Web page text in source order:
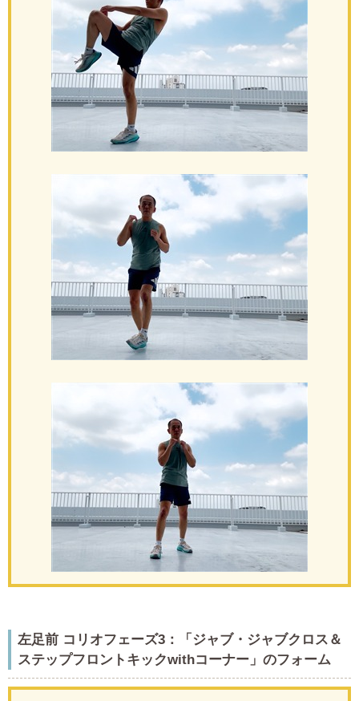
左足前 コリオフェーズ3：「ジャブ・ジャブクロス＆
ステップフロントキックwithコーナー」のフォーム